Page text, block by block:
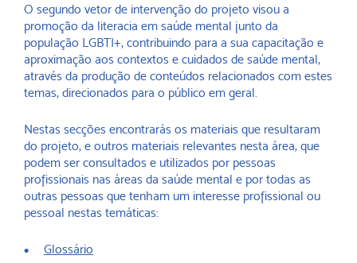
O segundo vetor de intervenção do projeto visou a
promoção da literacia em saúde mental junto da
população LGBTI+, contribuindo para a sua capacitação e
aproximação aos contextos e cuidados de saúde mental,
através da produção de conteúdos relacionados com estes
temas, direcionados para o público em geral.
Nestas secções encontrarás os materiais que resultaram
do projeto, e outros materiais relevantes nesta área, que
podem ser consultados e utilizados por pessoas
profissionais nas áreas da saúde mental e por todas as
outras pessoas que tenham um interesse profissional ou
pessoal nestas temáticas:
Glossário